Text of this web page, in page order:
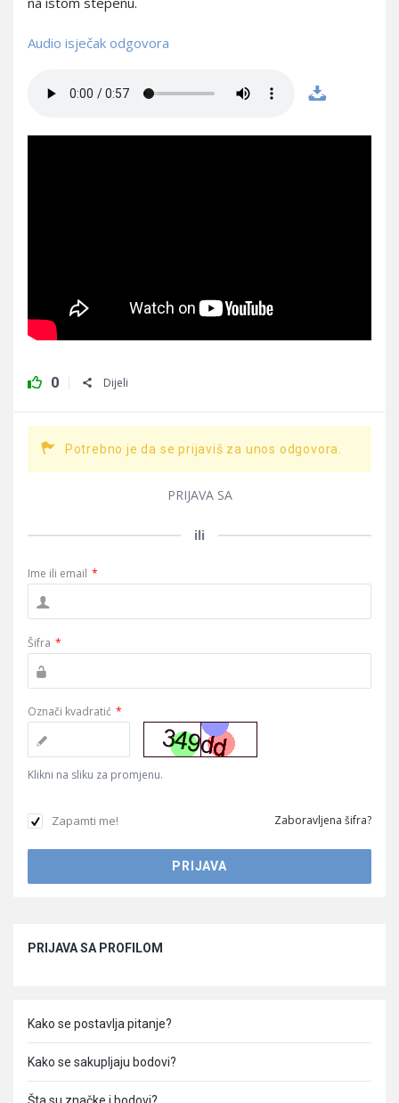
Audio isječak odgovora
0 Dijeli
Potrebno je da se prijaviš za unos odgovora.
PRIJAVA SA
ili
Ime ili email *
Šifra *
Označi kvadratić *
Klikni na sliku za promjenu.
Zapamti me! Zaboravljena šifra?
PRIJAVA SA PROFILOM
Kako se postavlja pitanje?
Kako se sakupljaju bodovi?